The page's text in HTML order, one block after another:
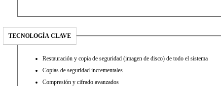
TECNOLOGÍA CLAVE
Restauración y copia de seguridad (imagen de disco) de todo el sistema
Copias de seguridad incrementales
Compresión y cifrado avanzados